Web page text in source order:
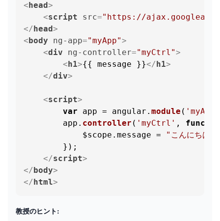
< head>
<script src="https://
</ head>
< body ng-app="myApp">
<div ng-controller="myCtrl">
< h1>{{ message }}</ h1>
</div>
<script>
var app = angular. module ( 'myApp'
        app.
controller ( 'myCtrl' ,
            $scope.
message =
"こんにちは
        });
</script>
</ body>
</ html>
教授のヒント: